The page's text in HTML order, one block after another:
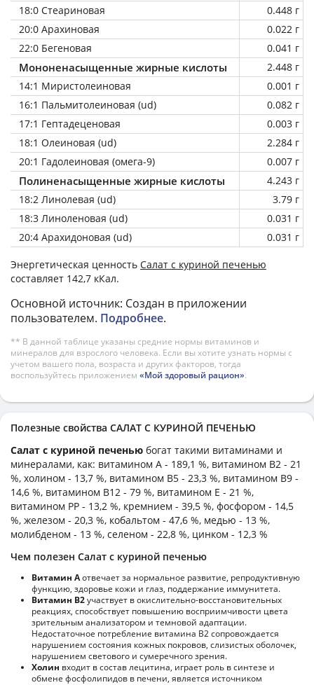
18:0 Стеариновая
0.448 г
20:0 Арахиновая
0.022 г
22:0 Бегеновая
0.041 г
Мононенасыщенные жирные кислоты
2.448 г
14:1 Миристолеиновая
0.001 г
16:1 Пальмитолеиновая (ud)
0.082 г
17:1 Гептадеценовая
0.003 г
18:1 Олеиновая (ud)
2.284 г
20:1 Гадолеиновая (омега-9)
0.007 г
Полиненасыщенные жирные кислоты
4.243 г
18:2 Линолевая (ud)
3.79 г
18:3 Линоленовая (ud)
0.031 г
20:4 Арахидоновая (ud)
0.031 г
Энергетическая ценность Салат с куриной печенью
составляет 142,7 кКал.
Основной источник: Создан в приложении
пользователем. Подробнее.
** В данной таблице указаны средние нормы витаминов и
минералов для взрослого человека. Если вы хотите узнать нормы с
учетом вашего пола, возраста и других факторов, тогда
воспользуйтесь приложением «Мой здоровый рацион».
Полезные свойства САЛАТ С КУРИНОЙ ПЕЧЕНЬЮ
Салат с куриной печенью богат такими витаминами и
минералами, как: витамином А - 189,1 %, витамином B2 - 21
%, холином - 13,7 %, витамином B5 - 23,3 %, витамином B9 -
14,6 %, витамином B12 - 79 %, витамином E - 21 %,
витамином PP - 13,2 %, кремнием - 39,5 %, фосфором - 14,5
%, железом - 20,3 %, кобальтом - 47,6 %, медью - 13 %,
молибденом - 13 %, селеном - 22,8 %, цинком - 12,3 %
Чем полезен Салат с куриной печенью
Витамин Аотвечает за нормальное развитие, репродуктивную
функцию, здоровье кожи и глаз, поддержание иммунитета.
Витамин В2участвует в окислительно-восстановительных
реакциях, способствует повышению восприимчивости цвета
зрительным анализатором и темновой адаптации.
Недостаточное потребление витамина В2 сопровождается
нарушением состояния кожных покровов, слизистых оболочек,
нарушением светового и сумеречного зрения.
Холин входит в состав лецитина, играет роль в синтезе и
обмене фосфолипидов в печени, является источником